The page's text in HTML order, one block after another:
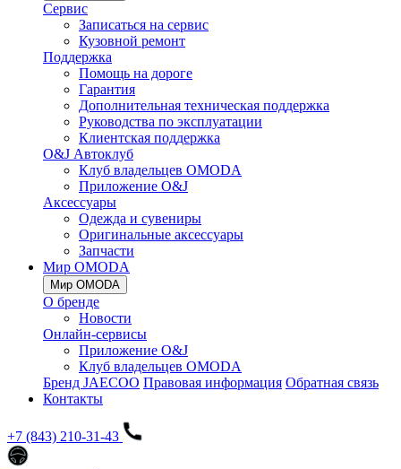
Сервис
Записаться на сервис
Кузовной ремонт
Поддержка
Помощь на дороге
Гарантия
Дополнительная техническая поддержка
Руководства по эксплуатации
Клиентская поддержка
O&J Автоклуб
Клуб владельцев OMODA
Приложение O&J
Аксессуары
Одежда и сувениры
Оригинальные аксессуары
Запчасти
Мир OMODA
Мир OMODA
О бренде
Новости
Онлайн-сервисы
Приложение O&J
Клуб владельцев OMODA
Бренд JAECOO Правовая информация Обратная связь
Контакты
+7 (843) 210-31-43